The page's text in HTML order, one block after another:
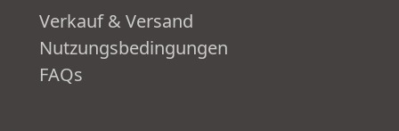
Verkauf & Versand
Nutzungsbedingungen
FAQs